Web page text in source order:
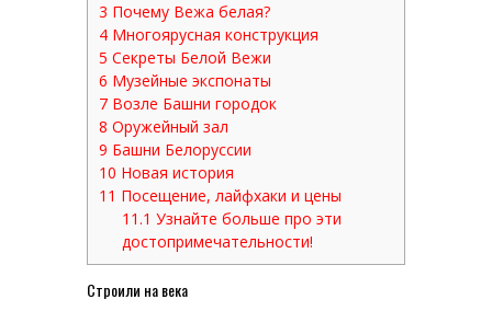
3 Почему Вежа белая?
4 Многоярусная конструкция
5 Секреты Белой Вежи
6 Музейные экспонаты
7 Возле Башни городок
8 Оружейный зал
9 Башни Белоруссии
10 Новая история
11 Посещение, лайфхаки и цены
11.1 Узнайте больше про эти
достопримечательности!
Строили на века